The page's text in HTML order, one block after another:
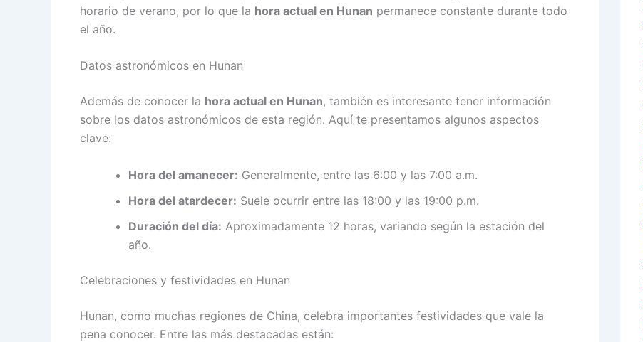
horario de verano, por lo que la hora actual en Hunan permanece constante durante todo
el año.
Datos astronómicos en Hunan
Además de conocer la hora actual en Hunan, también es interesante tener información
sobre los datos astronómicos de esta región. Aquí te presentamos algunos aspectos
clave:
Hora del amanecer: Generalmente, entre las 6:00 y las 7:00 a.m.
Hora del atardecer: Suele ocurrir entre las 18:00 y las 19:00 p.m.
Duración del día: Aproximadamente 12 horas, variando según la estación del
año.
Celebraciones y festividades en Hunan
Hunan, como muchas regiones de China, celebra importantes festividades que vale la
pena conocer. Entre las más destacadas están: